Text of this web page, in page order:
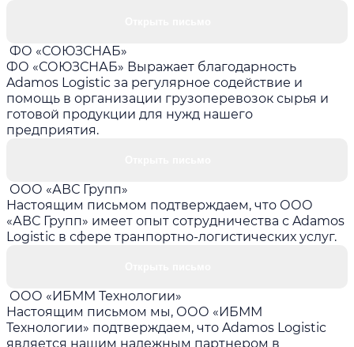
ФО «СОЮЗСНАБ»
ФО «СОЮЗСНАБ» Выражает благодарность
Adamos Logistic за регулярное содействие и
помощь в организации грузоперевозок сырья и
готовой продукции для нужд нашего
предприятия.
ООО «АВС Групп»
Настоящим письмом подтверждаем, что ООО
«АВС Групп» имеет опыт сотрудничества с Adamos
Logistic в сфере транпортно-логистических услуг.
ООО «ИБММ Технологии»
Настоящим письмом мы, ООО «ИБММ
Технологии» подтверждаем, что Adamos Logistic
является нашим надежным партнером в